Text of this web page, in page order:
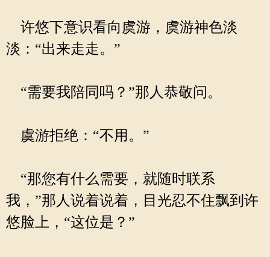
许悠下意识看向虞游，虞游神色淡
淡：“出来走走。”
“需要我陪同吗？”那人恭敬问。
虞游拒绝：“不用。”
“那您有什么需要，就随时联系
我，”那人说着说着，目光忍不住飘到许
悠脸上，“这位是？”